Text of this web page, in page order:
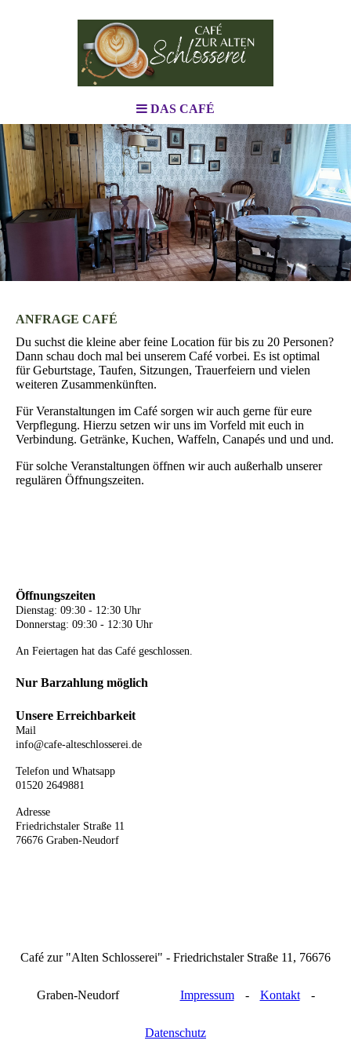
DAS CAFÉ
ANFRAGE CAFÉ
Du suchst die kleine aber feine Location für bis zu 20 Personen?
Dann schau doch mal bei unserem Café vorbei. Es ist optimal
für Geburtstage, Taufen, Sitzungen, Trauerfeiern und vielen
weiteren Zusammenkünften.
Für Veranstaltungen im Café sorgen wir auch gerne für eure
Verpflegung. Hierzu setzen wir uns im Vorfeld mit euch in
Verbindung. Getränke, Kuchen, Waffeln, Canapés und und und.
Für solche Veranstaltungen öffnen wir auch außerhalb unserer
regulären Öffnungszeiten.
Öffnungszeiten
Dienstag: 09:30 - 12:30 Uhr
Donnerstag: 09:30 - 12:30 Uhr
An Feiertagen hat das Café geschlossen.
Nur Barzahlung möglich
Unsere Erreichbarkeit
Mail
info@cafe-alteschlosserei.de
Telefon und Whatsapp
01520 2649881
Adresse
Friedrichstaler Straße 11
76676 Graben-Neudorf
Café zur "Alten Schlosserei" - Friedrichstaler Straße 11, 76676
Graben-Neudorf Impressum - Kontakt -
Datenschutz